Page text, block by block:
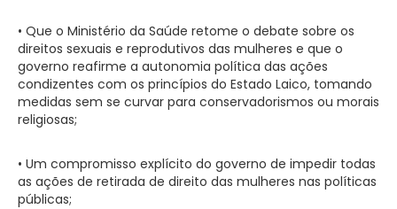
• Que o Ministério da Saúde retome o debate sobre os
direitos sexuais e reprodutivos das mulheres e que o
governo reafirme a autonomia política das ações
condizentes com os princípios do Estado Laico, tomando
medidas sem se curvar para conservadorismos ou morais
religiosas;
• Um compromisso explícito do governo de impedir todas
as ações de retirada de direito das mulheres nas políticas
públicas;